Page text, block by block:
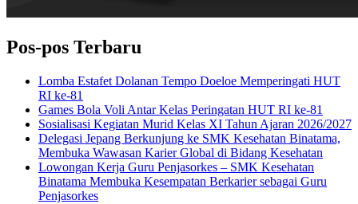
Pos-pos Terbaru
Lomba Estafet Dolanan Tempo Doeloe Memperingati HUT
RI ke-81
Games Bola Voli Antar Kelas Peringatan HUT RI ke-81
Sosialisasi Kegiatan Murid Kelas XI Tahun Ajaran 2026/2027
Delegasi Jepang Berkunjung ke SMK Kesehatan Binatama,
Membuka Wawasan Karier Global di Bidang Kesehatan
Lowongan Kerja Guru Penjasorkes – SMK Kesehatan
Binatama Membuka Kesempatan Berkarier sebagai Guru
Penjasorkes